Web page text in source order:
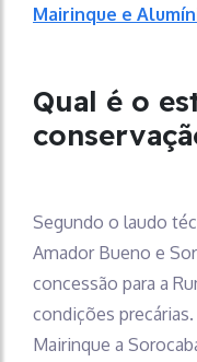
Mairinque e
Qual é o
Segundo o laudo
Amador Bueno e
concessão para a
condições
Mairinque a